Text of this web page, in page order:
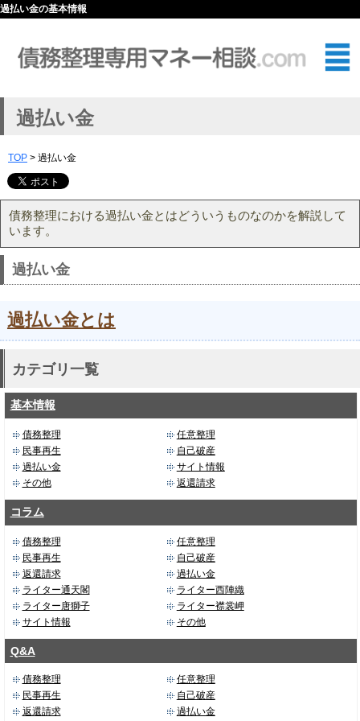
過払い金の基本情報
過払い金
TOP > 過払い金
債務整理における過払い金とはどういうものなのかを解説して
います。
過払い金
過払い金とは
カテゴリ一覧
基本情報
債務整理
任意整理
民事再生
自己破産
過払い金
サイト情報
その他
返還請求
コラム
債務整理
任意整理
民事再生
自己破産
返還請求
過払い金
ライター通天閣
ライター西陣織
ライター唐獅子
ライター襟裳岬
サイト情報
その他
Q&A
債務整理
任意整理
民事再生
自己破産
返還請求
過払い金